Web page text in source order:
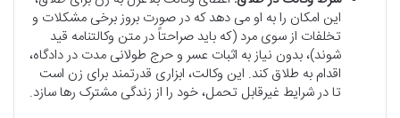
این امکان را به او می دهد که در صورت بروز برخی مشکلات و
تخلفات از سوی مرد (که باید صراحتاً در متن وکالتنامه قید
شوند)، بدون نیاز به اثبات عسر و حرج طولانی مدت در دادگاه،
اقدام به طلاق کند. این وکالت، ابزاری قدرتمند برای زن است
تا در شرایط غیرقابل تحمل، خود را از زندگی مشترک رها سازد.